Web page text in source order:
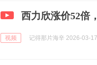
西力欣涨价52倍
视频 记得那片海辛 2026-03-17